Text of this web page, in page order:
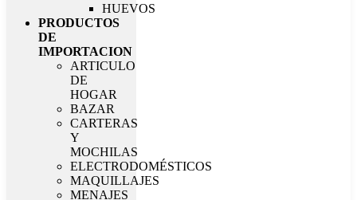
HUEVOS
PRODUCTOS
DE
IMPORTACION
ARTICULO
DE
HOGAR
BAZAR
CARTERAS
Y
MOCHILAS
ELECTRODOMÉSTICOS
MAQUILLAJES
MENAJES